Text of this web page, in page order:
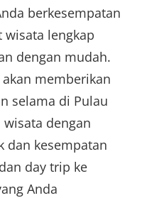
berkesempatan
lengkap
dengan mudah.
memberikan
selama di Pulau
dengan
dan kesempatan
day trip ke
Anda